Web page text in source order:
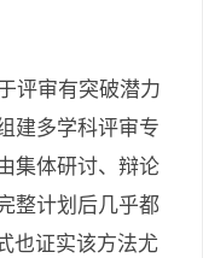
评审有突破潜力
建多学科评审专
集体研讨、辩论
整计划后几乎都
也证实该方法尤